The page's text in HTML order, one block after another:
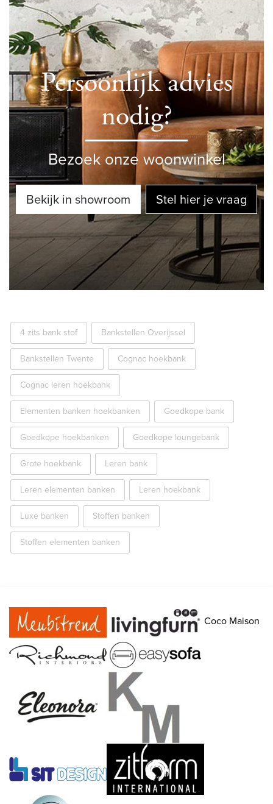
Persoonlijk advies
nodig?
Bezoek onze woonwinkel
Bekijk in showroom Stel hier je vraag
4 zits bank stof Bankstellen Overijssel
Bankstellen Twente Cognac hoekbank
Cognac leren hoekbank
Elementen banken hoekbanken Goedkope bank
Goedkope hoekbanken Goedkope loungebank
Grote hoekbank Leren bank
Leren elementen banken Leren hoekbank
Luxe banken Stoffen banken
Stoffen elementen banken
Coco Maison